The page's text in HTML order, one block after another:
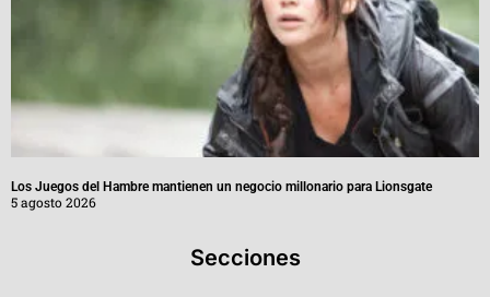
Los Juegos del Hambre mantienen un negocio millonario para Lionsgate
5 agosto 2026
Secciones